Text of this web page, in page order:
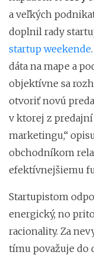
a veľkých
doplnil rady
startup weekende
dáta na mape a
objektívne sa
otvoriť novú
v ktorej z predajní
marketingu,“
obchodníkom
efektívnejšiemu
Startupistom
energický, no
racionality. Za
tímu považuje do